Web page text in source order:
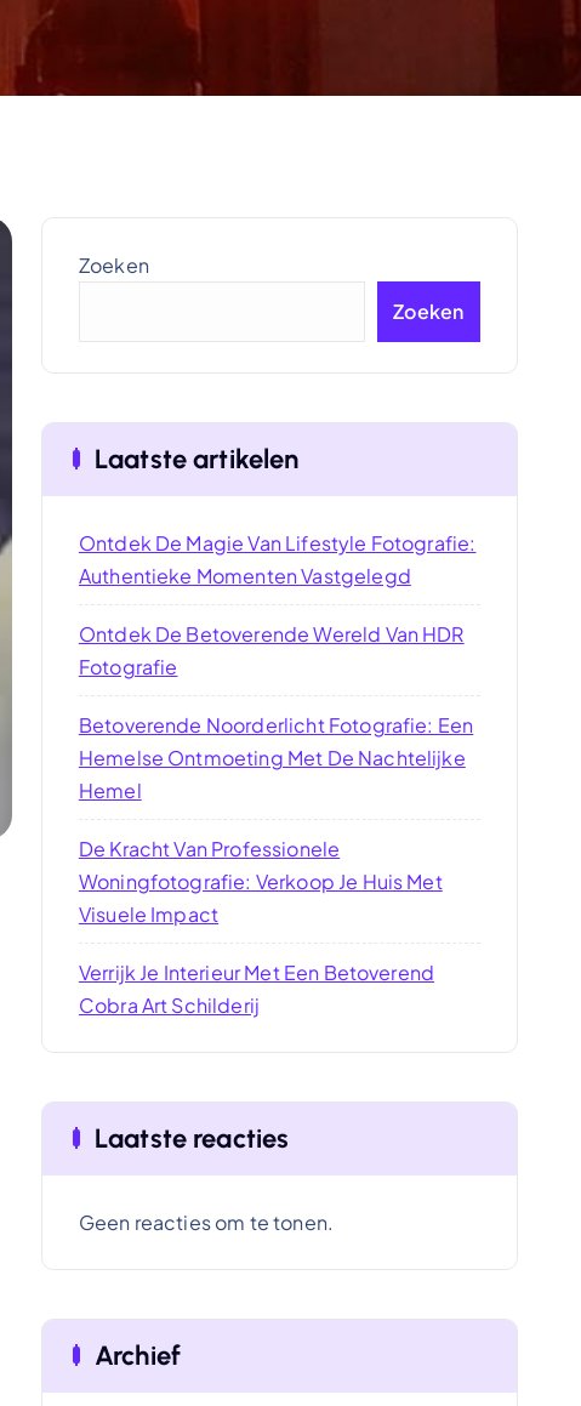
Zoeken
Zoeken
Laatste artikelen
Ontdek De Magie Van Lifestyle Fotografie:
Authentieke Momenten Vastgelegd
Ontdek De Betoverende Wereld Van HDR
Fotografie
Betoverende Noorderlicht Fotografie: Een
Hemelse Ontmoeting Met De Nachtelijke
Hemel
De Kracht Van Professionele
Woningfotografie: Verkoop Je Huis Met
Visuele Impact
Verrijk Je Interieur Met Een Betoverend
Cobra Art Schilderij
Laatste reacties
Geen reacties om te tonen.
Archief